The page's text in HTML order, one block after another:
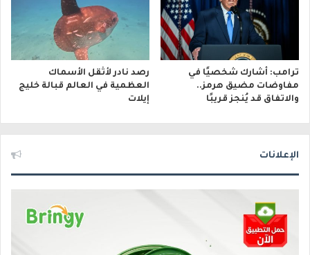
ترامب: أشارك شخصيًا في
مفاوضات مضيق هرمز..
والاتفاق قد يُنجز قريبًا
رصد نادر لأثقل الأسماك
العظمية في العالم قبالة خليج
إيلات
الإعلانات